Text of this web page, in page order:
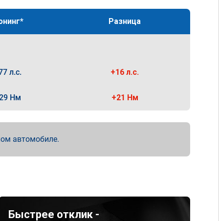
Разница
л.с. +16 л.с.
Нм +21 Нм
автомобиле.
Быстрее отклик -